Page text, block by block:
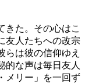
きた。その心はこ
友人たちへの改宗
らは彼の信仰ゆえ
的な声は毎日友人
メリー」を一回ず